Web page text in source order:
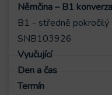
Němčina – B1
B1 - středně pokročilý
SNB103926